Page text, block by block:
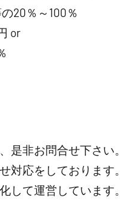
20％～100％
or
非お問合せ下さい。
応をしております。
て運営しています。